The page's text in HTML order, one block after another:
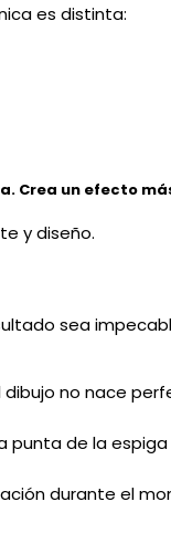
es distinta:
Crea un efecto
sea
dibujo no nace
punta de la
durante el